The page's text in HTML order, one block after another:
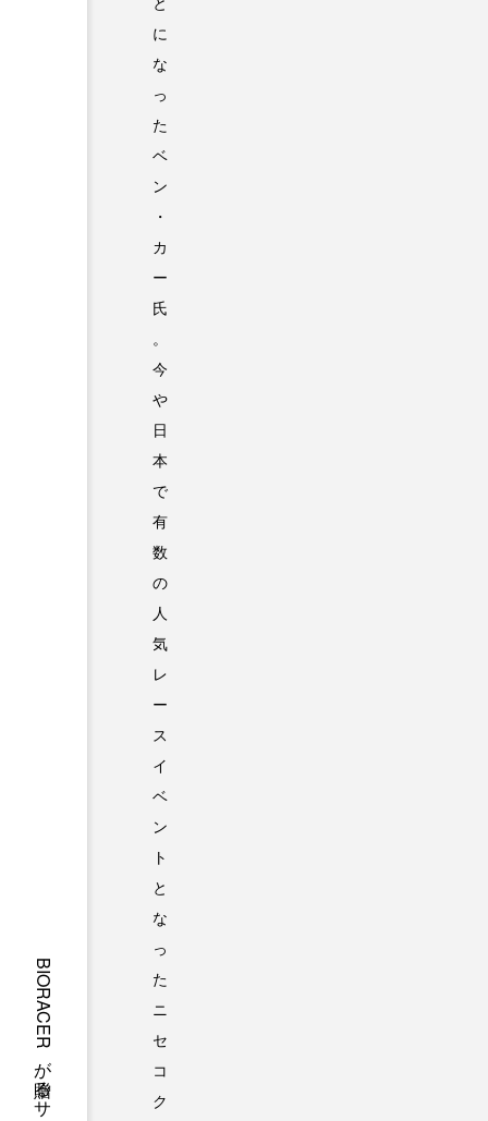
に
な
っ
た
ベ
ン
・
カ
ー
氏
。
今
や
日
本
で
有
数
の
人
気
レ
ー
ス
イ
ベ
ン
ト
と
な
っ
た
ニ
セ
コ
ク